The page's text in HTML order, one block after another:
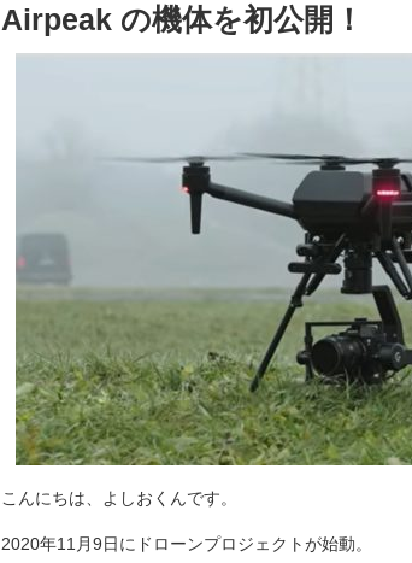
Airpeak の機体を初公開！
こんにちは、よしおくんです。
2020年11月9日にドローンプロジェクトが始動。